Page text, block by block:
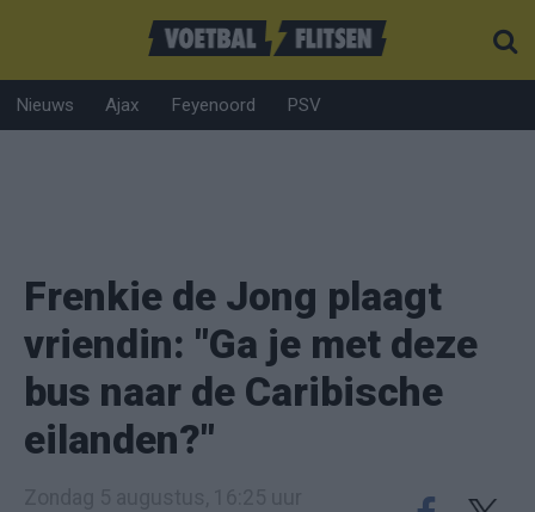
Nieuws Ajax Feyenoord PSV
Frenkie de Jong plaagt
vriendin: "Ga je met deze
bus naar de Caribische
eilanden?"